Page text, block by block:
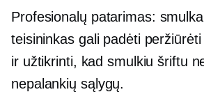
Profesionalų patarimas:
teisininkas gali padėti
ir užtikrinti, kad smulkiu šriftu
nepalankių sąlygų.